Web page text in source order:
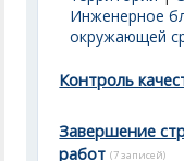
Инженерное
окружающей
Контроль
Завершение
работ (7 записей)